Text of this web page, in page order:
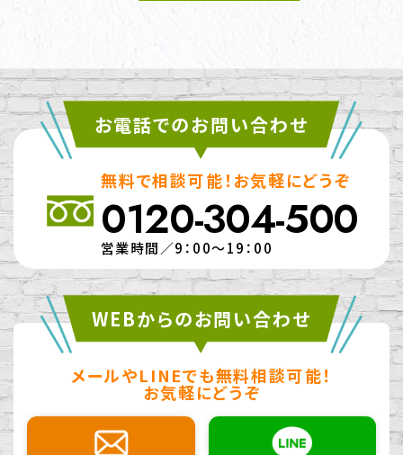
お電話でのお問い合わせ
無料で相談可能！お気軽にどうぞ
0120-304-500
営業時間／9：00～19：00
WEBからのお問い合わせ
メールやLINEでも無料相談可能！
お気軽にどうぞ